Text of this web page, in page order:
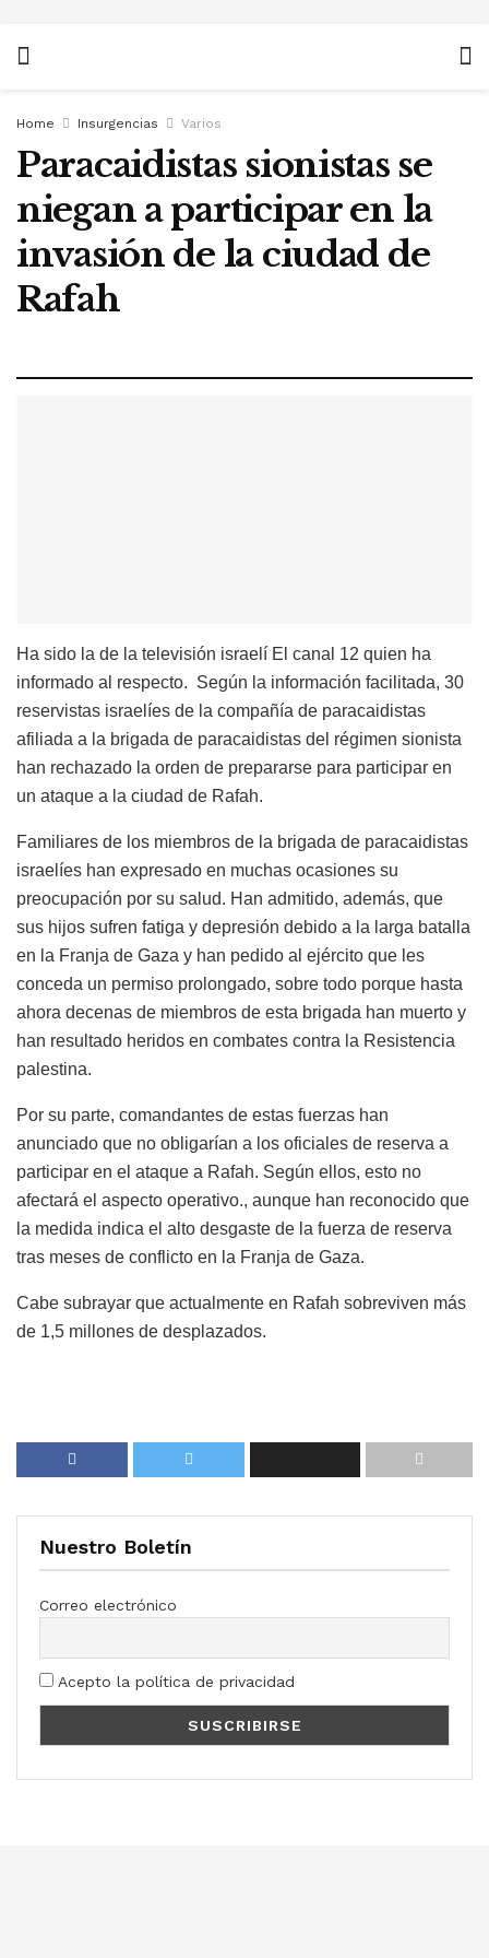
Home Insurgencias Varios
Paracaidistas sionistas se
niegan a participar en la
invasión de la ciudad de
Rafah
Ha sido la de la televisión israelí El canal 12 quien ha
informado al respecto. Según la información facilitada, 30
reservistas israelíes de la compañía de paracaidistas
afiliada a la brigada de paracaidistas del régimen sionista
han rechazado la orden de prepararse para participar en
un ataque a la ciudad de Rafah.
Familiares de los miembros de la brigada de paracaidistas
israelíes han expresado en muchas ocasiones su
preocupación por su salud. Han admitido, además, que
sus hijos sufren fatiga y depresión debido a la larga batalla
en la Franja de Gaza y han pedido al ejército que les
conceda un permiso prolongado, sobre todo porque hasta
ahora decenas de miembros de esta brigada han muerto y
han resultado heridos en combates contra la Resistencia
palestina.
Por su parte, comandantes de estas fuerzas han
anunciado que no obligarían a los oficiales de reserva a
participar en el ataque a Rafah. Según ellos, esto no
afectará el aspecto operativo., aunque han reconocido que
la medida indica el alto desgaste de la fuerza de reserva
tras meses de conflicto en la Franja de Gaza.
Cabe subrayar que actualmente en Rafah sobreviven más
de 1,5 millones de desplazados.
Nuestro Boletín
Correo electrónico
Acepto la política de privacidad